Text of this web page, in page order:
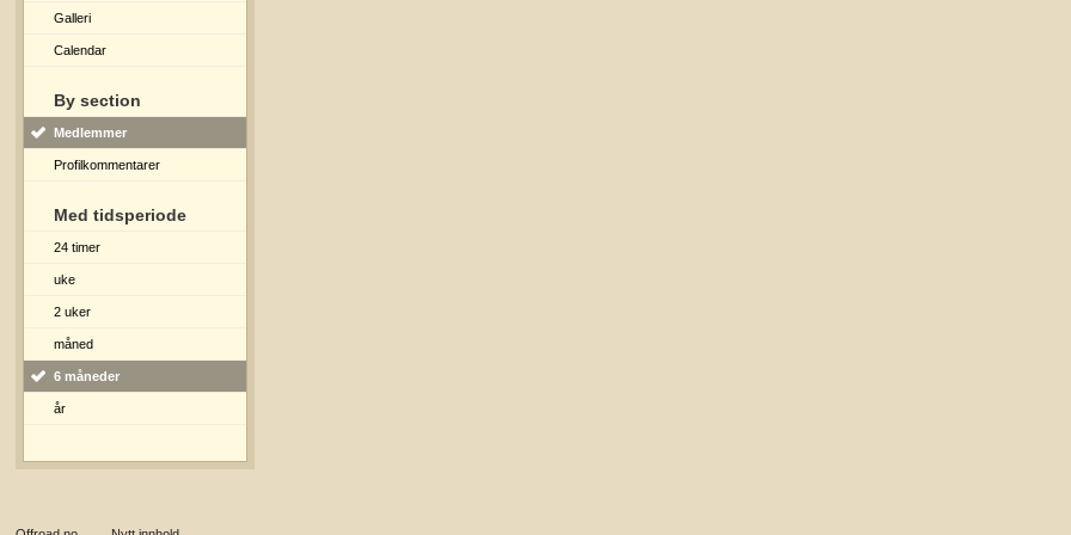
Galleri
Calendar
By section
Medlemmer
Profilkommentarer
Med tidsperiode
24 timer
uke
2 uker
måned
6 måneder
år